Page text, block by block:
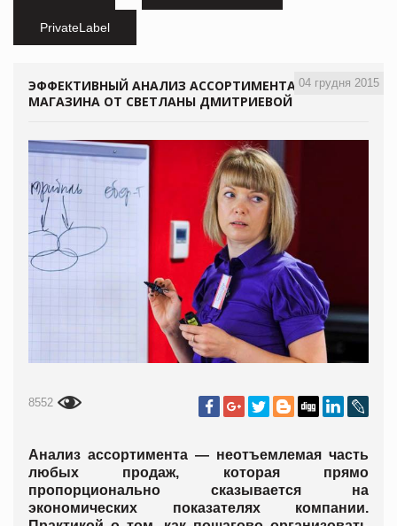
PrivateLabel
04 грудня 2015
ЭФФЕКТИВНЫЙ АНАЛИЗ АССОРТИМЕНТА
МАГАЗИНА ОТ СВЕТЛАНЫ ДМИТРИЕВОЙ
8552
Анализ ассортимента — неотъемлемая часть
любых продаж, которая прямо
пропорционально сказывается на
экономических показателях компании.